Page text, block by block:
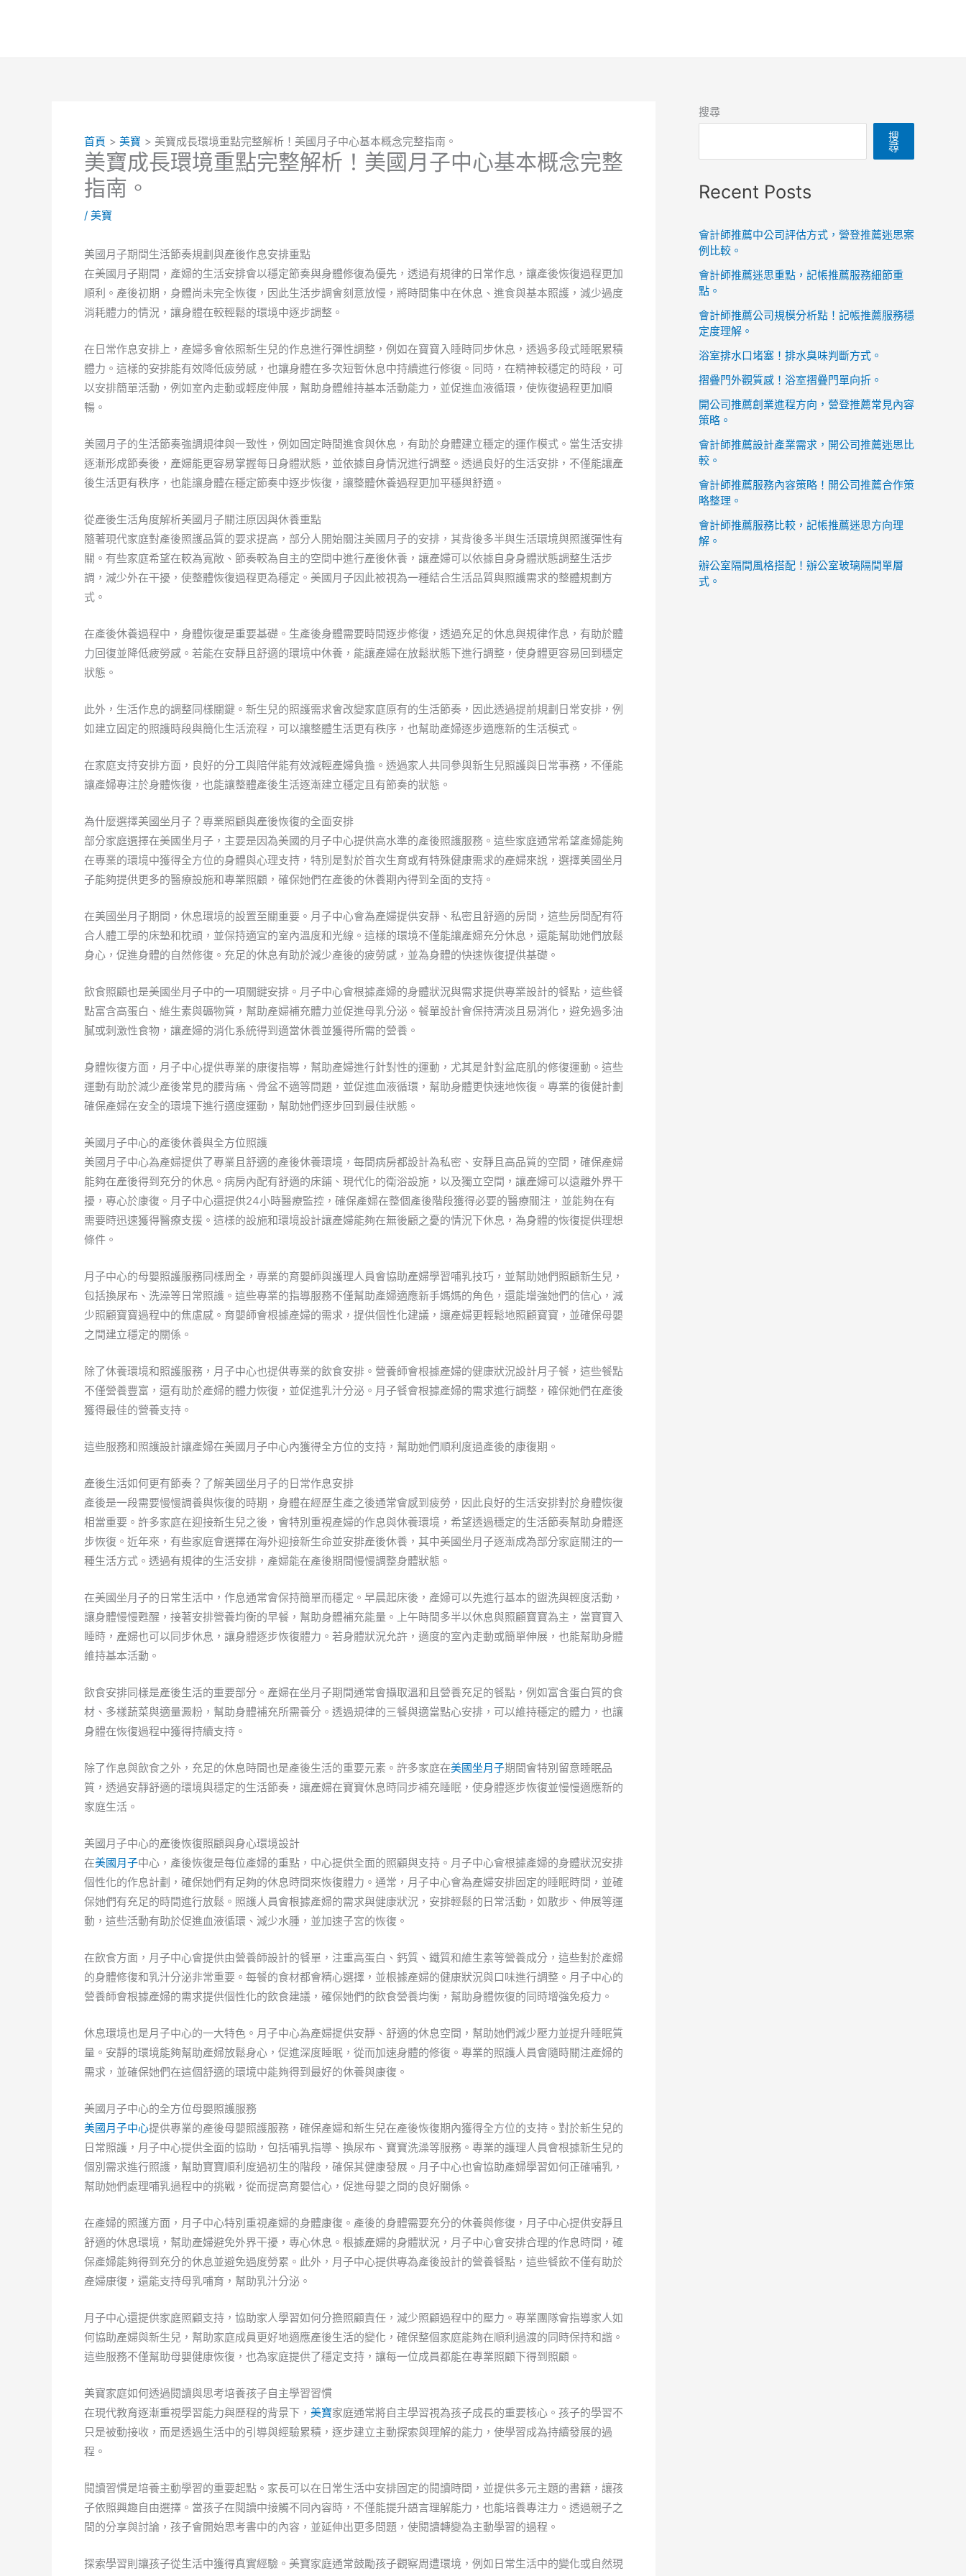
首頁 美寶 美寶成長環境重點完整解析！美國月子中心基本概念完整指南。
美寶成長環境重點完整解析！美國月子中心基本概念完整
指南。
/ 美寶
美國月子期間生活節奏規劃與產後作息安排重點
在美國月子期間，產婦的生活安排會以穩定節奏與身體修復為優先，透過有規律的日常作息，讓產後恢復過程更加
順利。產後初期，身體尚未完全恢復，因此生活步調會刻意放慢，將時間集中在休息、進食與基本照護，減少過度
消耗體力的情況，讓身體在較輕鬆的環境中逐步調整。
在日常作息安排上，產婦多會依照新生兒的作息進行彈性調整，例如在寶寶入睡時同步休息，透過多段式睡眠累積
體力。這樣的安排能有效降低疲勞感，也讓身體在多次短暫休息中持續進行修復。同時，在精神較穩定的時段，可
以安排簡單活動，例如室內走動或輕度伸展，幫助身體維持基本活動能力，並促進血液循環，使恢復過程更加順
暢。
美國月子的生活節奏強調規律與一致性，例如固定時間進食與休息，有助於身體建立穩定的運作模式。當生活安排
逐漸形成節奏後，產婦能更容易掌握每日身體狀態，並依據自身情況進行調整。透過良好的生活安排，不僅能讓產
後生活更有秩序，也能讓身體在穩定節奏中逐步恢復，讓整體休養過程更加平穩與舒適。
從產後生活角度解析美國月子關注原因與休養重點
隨著現代家庭對產後照護品質的要求提高，部分人開始關注美國月子的安排，其背後多半與生活環境與照護彈性有
關。有些家庭希望在較為寬敞、節奏較為自主的空間中進行產後休養，讓產婦可以依據自身身體狀態調整生活步
調，減少外在干擾，使整體恢復過程更為穩定。美國月子因此被視為一種結合生活品質與照護需求的整體規劃方
式。
在產後休養過程中，身體恢復是重要基礎。生產後身體需要時間逐步修復，透過充足的休息與規律作息，有助於體
力回復並降低疲勞感。若能在安靜且舒適的環境中休養，能讓產婦在放鬆狀態下進行調整，使身體更容易回到穩定
狀態。
此外，生活作息的調整同樣關鍵。新生兒的照護需求會改變家庭原有的生活節奏，因此透過提前規劃日常安排，例
如建立固定的照護時段與簡化生活流程，可以讓整體生活更有秩序，也幫助產婦逐步適應新的生活模式。
在家庭支持安排方面，良好的分工與陪伴能有效減輕產婦負擔。透過家人共同參與新生兒照護與日常事務，不僅能
讓產婦專注於身體恢復，也能讓整體產後生活逐漸建立穩定且有節奏的狀態。
為什麼選擇美國坐月子？專業照顧與產後恢復的全面安排
部分家庭選擇在美國坐月子，主要是因為美國的月子中心提供高水準的產後照護服務。這些家庭通常希望產婦能夠
在專業的環境中獲得全方位的身體與心理支持，特別是對於首次生育或有特殊健康需求的產婦來說，選擇美國坐月
子能夠提供更多的醫療設施和專業照顧，確保她們在產後的休養期內得到全面的支持。
在美國坐月子期間，休息環境的設置至關重要。月子中心會為產婦提供安靜、私密且舒適的房間，這些房間配有符
合人體工學的床墊和枕頭，並保持適宜的室內溫度和光線。這樣的環境不僅能讓產婦充分休息，還能幫助她們放鬆
身心，促進身體的自然修復。充足的休息有助於減少產後的疲勞感，並為身體的快速恢復提供基礎。
飲食照顧也是美國坐月子中的一項關鍵安排。月子中心會根據產婦的身體狀況與需求提供專業設計的餐點，這些餐
點富含高蛋白、維生素與礦物質，幫助產婦補充體力並促進母乳分泌。餐單設計會保持清淡且易消化，避免過多油
膩或刺激性食物，讓產婦的消化系統得到適當休養並獲得所需的營養。
身體恢復方面，月子中心提供專業的康復指導，幫助產婦進行針對性的運動，尤其是針對盆底肌的修復運動。這些
運動有助於減少產後常見的腰背痛、骨盆不適等問題，並促進血液循環，幫助身體更快速地恢復。專業的復健計劃
確保產婦在安全的環境下進行適度運動，幫助她們逐步回到最佳狀態。
美國月子中心的產後休養與全方位照護
美國月子中心為產婦提供了專業且舒適的產後休養環境，每間病房都設計為私密、安靜且高品質的空間，確保產婦
能夠在產後得到充分的休息。病房內配有舒適的床鋪、現代化的衛浴設施，以及獨立空間，讓產婦可以遠離外界干
擾，專心於康復。月子中心還提供24小時醫療監控，確保產婦在整個產後階段獲得必要的醫療關注，並能夠在有
需要時迅速獲得醫療支援。這樣的設施和環境設計讓產婦能夠在無後顧之憂的情況下休息，為身體的恢復提供理想
條件。
月子中心的母嬰照護服務同樣周全，專業的育嬰師與護理人員會協助產婦學習哺乳技巧，並幫助她們照顧新生兒，
包括換尿布、洗澡等日常照護。這些專業的指導服務不僅幫助產婦適應新手媽媽的角色，還能增強她們的信心，減
少照顧寶寶過程中的焦慮感。育嬰師會根據產婦的需求，提供個性化建議，讓產婦更輕鬆地照顧寶寶，並確保母嬰
之間建立穩定的關係。
除了休養環境和照護服務，月子中心也提供專業的飲食安排。營養師會根據產婦的健康狀況設計月子餐，這些餐點
不僅營養豐富，還有助於產婦的體力恢復，並促進乳汁分泌。月子餐會根據產婦的需求進行調整，確保她們在產後
獲得最佳的營養支持。
這些服務和照護設計讓產婦在美國月子中心內獲得全方位的支持，幫助她們順利度過產後的康復期。
產後生活如何更有節奏？了解美國坐月子的日常作息安排
產後是一段需要慢慢調養與恢復的時期，身體在經歷生產之後通常會感到疲勞，因此良好的生活安排對於身體恢復
相當重要。許多家庭在迎接新生兒之後，會特別重視產婦的作息與休養環境，希望透過穩定的生活節奏幫助身體逐
步恢復。近年來，有些家庭會選擇在海外迎接新生命並安排產後休養，其中美國坐月子逐漸成為部分家庭關注的一
種生活方式。透過有規律的生活安排，產婦能在產後期間慢慢調整身體狀態。
在美國坐月子的日常生活中，作息通常會保持簡單而穩定。早晨起床後，產婦可以先進行基本的盥洗與輕度活動，
讓身體慢慢甦醒，接著安排營養均衡的早餐，幫助身體補充能量。上午時間多半以休息與照顧寶寶為主，當寶寶入
睡時，產婦也可以同步休息，讓身體逐步恢復體力。若身體狀況允許，適度的室內走動或簡單伸展，也能幫助身體
維持基本活動。
飲食安排同樣是產後生活的重要部分。產婦在坐月子期間通常會攝取溫和且營養充足的餐點，例如富含蛋白質的食
材、多樣蔬菜與適量澱粉，幫助身體補充所需養分。透過規律的三餐與適當點心安排，可以維持穩定的體力，也讓
身體在恢復過程中獲得持續支持。
除了作息與飲食之外，充足的休息時間也是產後生活的重要元素。許多家庭在美國坐月子期間會特別留意睡眠品
質，透過安靜舒適的環境與穩定的生活節奏，讓產婦在寶寶休息時同步補充睡眠，使身體逐步恢復並慢慢適應新的
家庭生活。
美國月子中心的產後恢復照顧與身心環境設計
在美國月子中心，產後恢復是每位產婦的重點，中心提供全面的照顧與支持。月子中心會根據產婦的身體狀況安排
個性化的作息計劃，確保她們有足夠的休息時間來恢復體力。通常，月子中心會為產婦安排固定的睡眠時間，並確
保她們有充足的時間進行放鬆。照護人員會根據產婦的需求與健康狀況，安排輕鬆的日常活動，如散步、伸展等運
動，這些活動有助於促進血液循環、減少水腫，並加速子宮的恢復。
在飲食方面，月子中心會提供由營養師設計的餐單，注重高蛋白、鈣質、鐵質和維生素等營養成分，這些對於產婦
的身體修復和乳汁分泌非常重要。每餐的食材都會精心選擇，並根據產婦的健康狀況與口味進行調整。月子中心的
營養師會根據產婦的需求提供個性化的飲食建議，確保她們的飲食營養均衡，幫助身體恢復的同時增強免疫力。
休息環境也是月子中心的一大特色。月子中心為產婦提供安靜、舒適的休息空間，幫助她們減少壓力並提升睡眠質
量。安靜的環境能夠幫助產婦放鬆身心，促進深度睡眠，從而加速身體的修復。專業的照護人員會隨時關注產婦的
需求，並確保她們在這個舒適的環境中能夠得到最好的休養與康復。
美國月子中心的全方位母嬰照護服務
美國月子中心提供專業的產後母嬰照護服務，確保產婦和新生兒在產後恢復期內獲得全方位的支持。對於新生兒的
日常照護，月子中心提供全面的協助，包括哺乳指導、換尿布、寶寶洗澡等服務。專業的護理人員會根據新生兒的
個別需求進行照護，幫助寶寶順利度過初生的階段，確保其健康發展。月子中心也會協助產婦學習如何正確哺乳，
幫助她們處理哺乳過程中的挑戰，從而提高育嬰信心，促進母嬰之間的良好關係。
在產婦的照護方面，月子中心特別重視產婦的身體康復。產後的身體需要充分的休養與修復，月子中心提供安靜且
舒適的休息環境，幫助產婦避免外界干擾，專心休息。根據產婦的身體狀況，月子中心會安排合理的作息時間，確
保產婦能夠得到充分的休息並避免過度勞累。此外，月子中心提供專為產後設計的營養餐點，這些餐飲不僅有助於
產婦康復，還能支持母乳哺育，幫助乳汁分泌。
月子中心還提供家庭照顧支持，協助家人學習如何分擔照顧責任，減少照顧過程中的壓力。專業團隊會指導家人如
何協助產婦與新生兒，幫助家庭成員更好地適應產後生活的變化，確保整個家庭能夠在順利過渡的同時保持和諧。
這些服務不僅幫助母嬰健康恢復，也為家庭提供了穩定支持，讓每一位成員都能在專業照顧下得到照顧。
美寶家庭如何透過閱讀與思考培養孩子自主學習習慣
在現代教育逐漸重視學習能力與歷程的背景下， 美寶家庭通常將自主學習視為孩子成長的重要核心。孩子的學習不
只是被動接收，而是透過生活中的引導與經驗累積，逐步建立主動探索與理解的能力，使學習成為持續發展的過
程。
閱讀習慣是培養主動學習的重要起點。家長可以在日常生活中安排固定的閱讀時間，並提供多元主題的書籍，讓孩
子依照興趣自由選擇。當孩子在閱讀中接觸不同內容時，不僅能提升語言理解能力，也能培養專注力。透過親子之
間的分享與討論，孩子會開始思考書中的內容，並延伸出更多問題，使閱讀轉變為主動學習的過程。
探索學習則讓孩子從生活中獲得真實經驗。美寶家庭通常鼓勵孩子觀察周遭環境，例如日常生活中的變化或自然現
搜尋
搜
尋
Recent Posts
會計師推薦中公司評估方式，營登推薦迷思案
例比較。
會計師推薦迷思重點，記帳推薦服務細節重
點。
會計師推薦公司規模分析點！記帳推薦服務穩
定度理解。
浴室排水口堵塞！排水臭味判斷方式。
摺疊門外觀質感！浴室摺疊門單向折。
開公司推薦創業進程方向，營登推薦常見內容
策略。
會計師推薦設計產業需求，開公司推薦迷思比
較。
會計師推薦服務內容策略！開公司推薦合作策
略整理。
會計師推薦服務比較，記帳推薦迷思方向理
解。
辦公室隔間風格搭配！辦公室玻璃隔間單層
式。